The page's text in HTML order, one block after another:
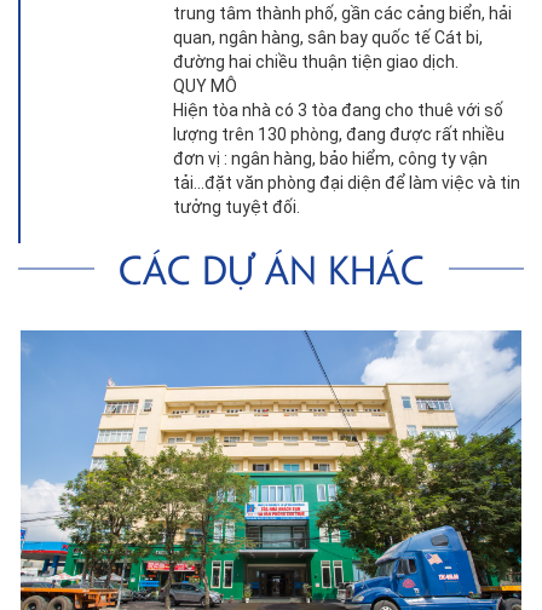
trung tâm thành phố, gần các cảng biển, hải
quan, ngân hàng, sân bay quốc tế Cát bi,
đường hai chiều thuận tiện giao dịch.
QUY MÔ
Hiện tòa nhà có 3 tòa đang cho thuê với số
lượng trên 130 phòng, đang được rất nhiều
đơn vị : ngân hàng, bảo hiểm, công ty vận
tải...đặt văn phòng đại diện để làm việc và tin
tưởng tuyệt đối.
Các dự án khác